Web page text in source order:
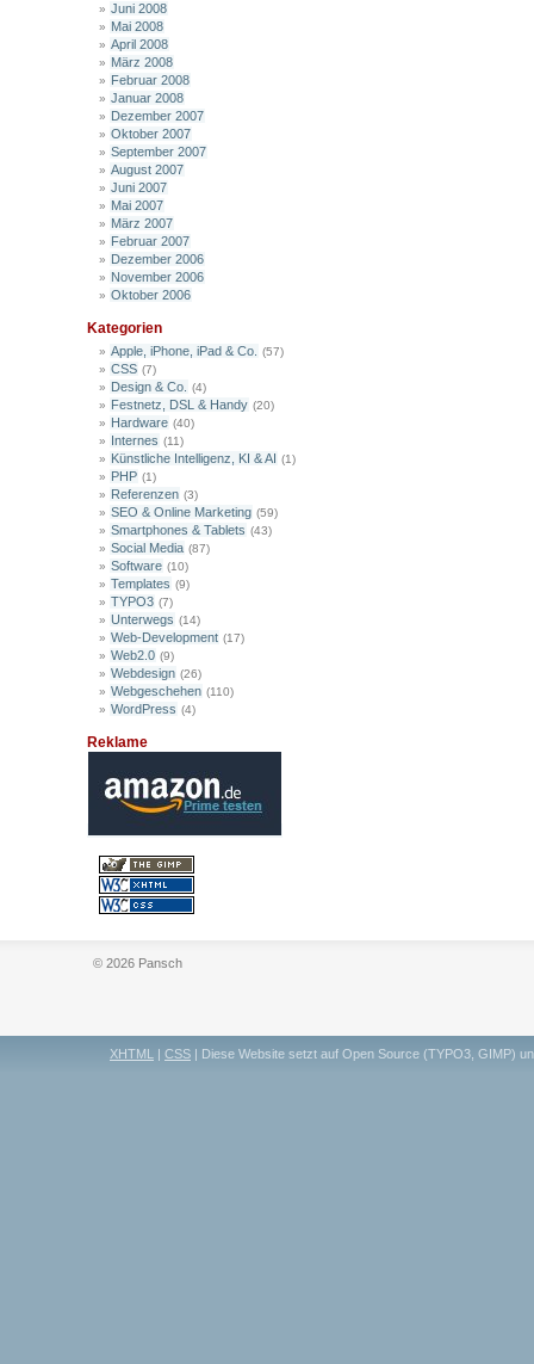
Juni 2008
Mai 2008
April 2008
März 2008
Februar 2008
Januar 2008
Dezember 2007
Oktober 2007
September 2007
August 2007
Juni 2007
Mai 2007
März 2007
Februar 2007
Dezember 2006
November 2006
Oktober 2006
Kategorien
Apple, iPhone, iPad & Co. (57)
CSS (7)
Design & Co. (4)
Festnetz, DSL & Handy (20)
Hardware (40)
Internes (11)
Künstliche Intelligenz, KI & AI (1)
PHP (1)
Referenzen (3)
SEO & Online Marketing (59)
Smartphones & Tablets (43)
Social Media (87)
Software (10)
Templates (9)
TYPO3 (7)
Unterwegs (14)
Web-Development (17)
Web2.0 (9)
Webdesign (26)
Webgeschehen (110)
WordPress (4)
Reklame
© 2026 Pansch
XHTML | CSS | Diese Website setzt auf Open Source (TYPO3, GIMP)